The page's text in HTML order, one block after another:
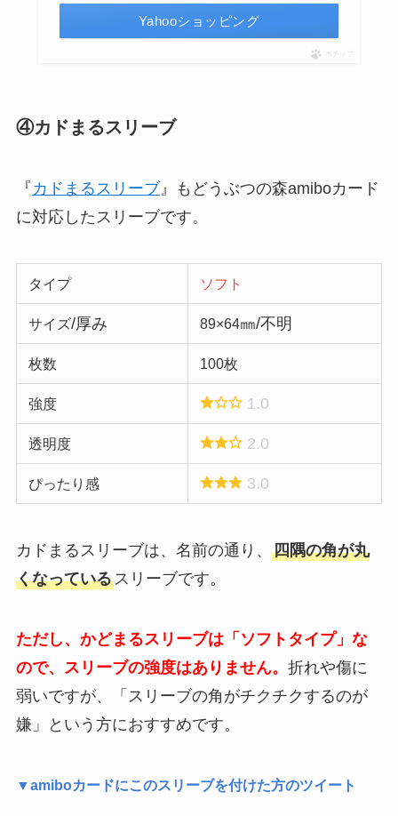
Yahooショッピング
ポチップ
④カドまるスリーブ
『 カドまるスリーブ』もどうぶつの森amiboカード
に対応したスリーブです。
タイプ ソフト
サイズ/厚み 89×64㎜/不明
枚数 100枚
強度 1.0
透明度 2.0
ぴったり感 3.0
カドまるスリーブは、名前の通り、 四隅の角が丸
くなっているスリーブです。
ただし、かどまるスリーブは「ソフトタイプ」な
ので、スリーブの強度はありません。 折れや傷に
弱いですが、「スリーブの角がチクチクするのが
嫌」という方におすすめです。
▼amiboカードにこのスリーブを付けた方のツイート